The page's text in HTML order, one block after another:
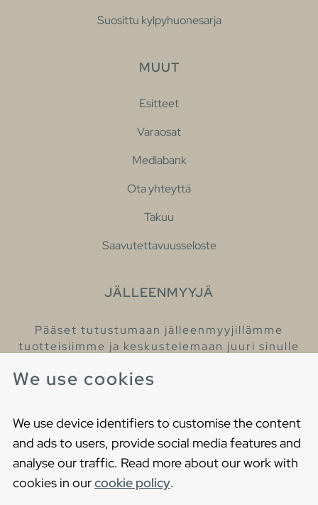
We use cookies
We use device identifiers to customise the content
and ads to users, provide social media features and
analyse our traffic. Read more about our work with
cookies in ourcookie policy.
Suosittu kylpyhuonesarja
MUUT
Esitteet
Varaosat
Mediabank
Ota yhteyttä
Takuu
Saavutettavuusseloste
JÄLLEENMYYJÄ
Pääset tutustumaan jälleenmyyjillämme
tuotteisiimme ja keskustelemaan juuri sinulle